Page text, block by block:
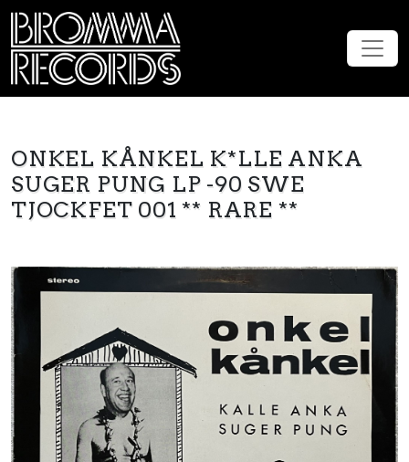
ONKEL KÅNKEL K*LLE ANKA
SUGER PUNG LP -90 SWE
TJOCKFET 001 ** RARE **